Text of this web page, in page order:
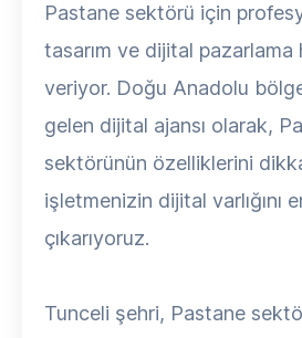
Pastane sektörü için
tasarım ve dijital pazarlama
veriyor. Doğu Anadolu
gelen dijital ajansı olarak,
sektörünün özelliklerini
işletmenizin dijital varlığını
çıkarıyoruz.
Tunceli şehri, Pastane